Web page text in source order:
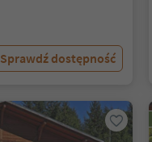
Sprawdź dostępność